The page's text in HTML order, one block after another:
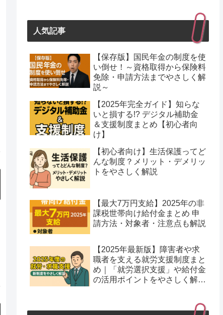
人気記事
【保存版】国民年金の制度を使
い倒せ！～資格取得から保険料
免除・申請方法までやさしく解
説～
【2025年完全ガイド】知らな
いと損する!? デジタル補助金
＆支援制度まとめ【初心者向
け】
【初心者向け】生活保護ってど
んな制度？メリット・デメリッ
トをやさしく解説
【最大7万円支給】2025年の非
課税世帯向け給付金まとめ 申
請方法・対象者・注意点も解説
【2025年最新版】障害者や求
職者を支える就労支援制度まと
め｜「就労選択支援」や給付金
の活用ポイントをやさしく解